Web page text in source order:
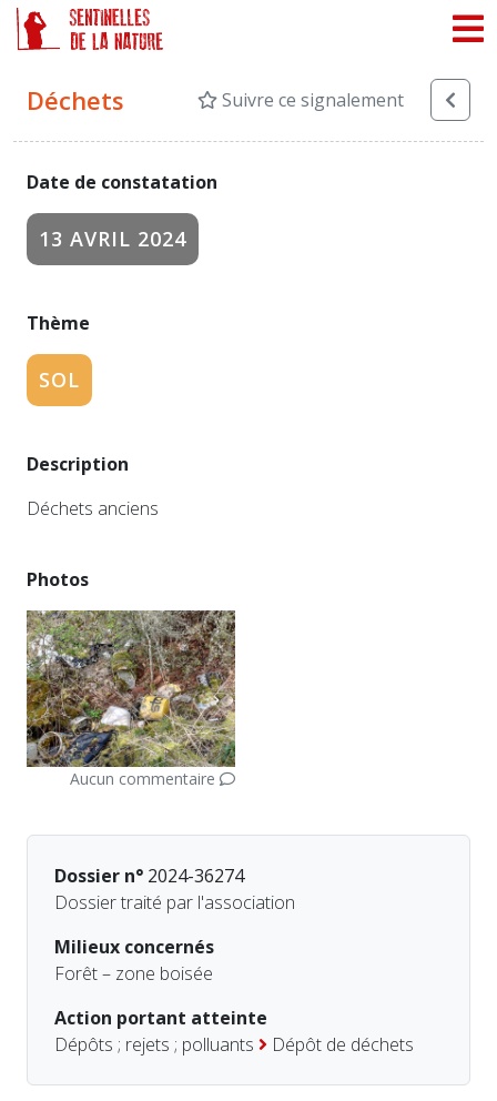
Déchets Suivre ce signalement
Date de constatation
13 AVRIL 2024
Thème
SOL
Description
Déchets anciens
Photos
Aucun commentaire
Dossier n° 2024-36274
Dossier traité par l'association
Milieux concernés
Forêt – zone boisée
Action portant atteinte
Dépôts ; rejets ; polluants
Dépôt de déchets
Panneau de gestion des cookies